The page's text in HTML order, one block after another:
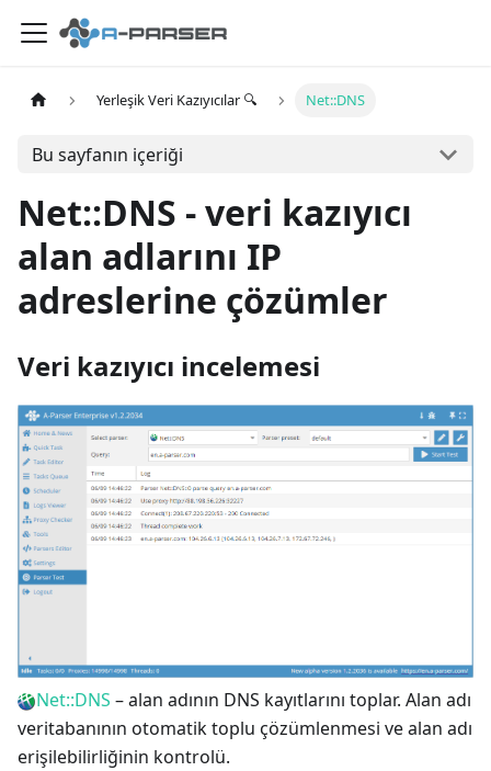
Yerleşik Veri Kazıyıcılar 🔍 Net::DNS
Bu sayfanın içeriği
Net::DNS - veri kazıyıcı
alan adlarını IP
adreslerine çözümler
Veri kazıyıcı incelemesi
Net::DNS – alan adının DNS kayıtlarını toplar. Alan adı
veritabanının otomatik toplu çözümlenmesi ve alan adı
erişilebilirliğinin kontrolü.